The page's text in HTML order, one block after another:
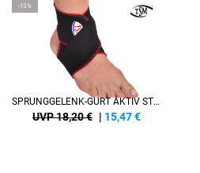
-15%
SPRUNGGELENK-GURT AKTIV STABIL
UVP 18,20 € | 15,47€